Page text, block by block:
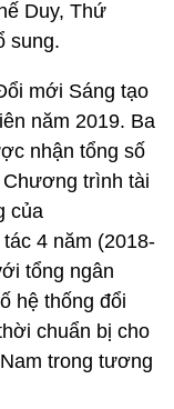
Duy, Thứ
sung.
mới Sáng tạo
năm 2019. Ba
nhận tổng số
trình tài
của
4 năm (2018-
tổng ngân
hệ thống đổi
chuẩn bị cho
trong tương